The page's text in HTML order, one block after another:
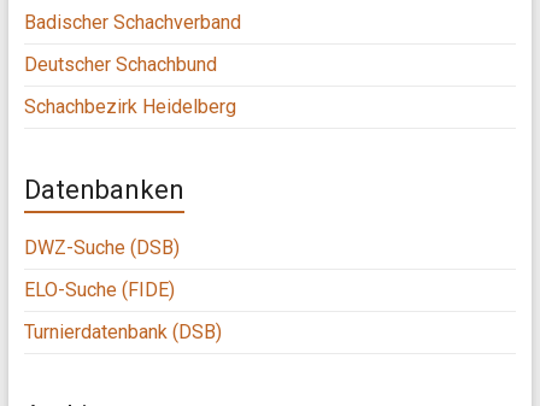
Badischer Schachverband
Deutscher Schachbund
Schachbezirk Heidelberg
Datenbanken
DWZ-Suche (DSB)
ELO-Suche (FIDE)
Turnierdatenbank (DSB)